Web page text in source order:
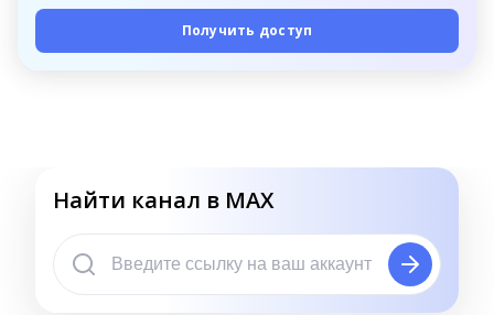
Получить доступ
Найти канал в MAX